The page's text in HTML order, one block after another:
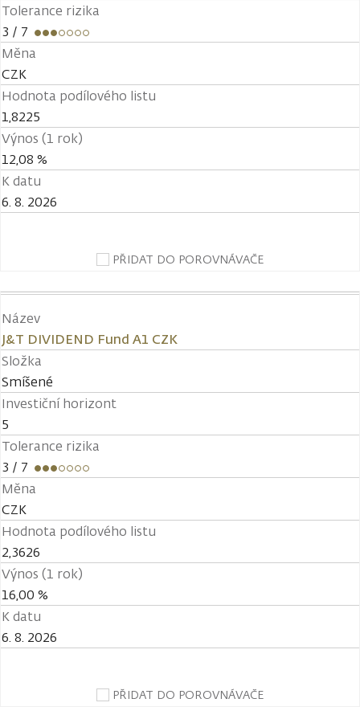
Tolerance rizika
3 / 7
Měna
CZK
Hodnota podílového listu
1,8225
Výnos (1 rok)
12,08 %
K datu
6. 8. 2026
PŘIDAT DO POROVNÁVAČE
Název
J&T DIVIDEND Fund A1 CZK
Složka
Smíšené
Investiční horizont
5
Tolerance rizika
3 / 7
Měna
CZK
Hodnota podílového listu
2,3626
Výnos (1 rok)
16,00 %
K datu
6. 8. 2026
PŘIDAT DO POROVNÁVAČE